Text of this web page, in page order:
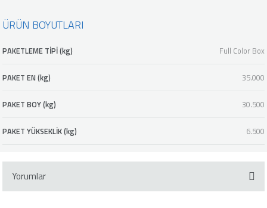
ÜRÜN BOYUTLARI
PAKETLEME TİPİ (kg) Full Color Box
PAKET EN (kg) 35.000
PAKET BOY (kg) 30.500
PAKET YÜKSEKLİK (kg) 6.500
Yorumlar